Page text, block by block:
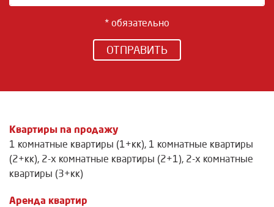
* обязательно
ОТПРАВИТЬ
Квартиры na продажу
1 комнатные квартиры (1+кк), 1 комнатные квартиры
(2+кк), 2-х комнатные квартиры (2+1), 2-х комнатные
квартиры (3+кк)
Аренда квартир